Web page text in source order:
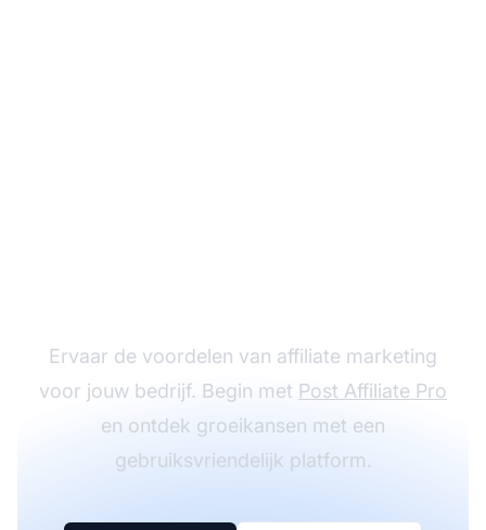
Ervaar de voordelen van affiliate marketing
voor jouw bedrijf. Begin met Post Affiliate Pro
en ontdek groeikansen met een
gebruiksvriendelijk platform.